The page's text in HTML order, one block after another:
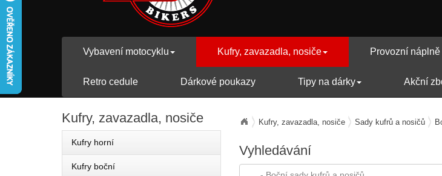
Vybavení motocyklu Kufry, zavazadla, nosiče Provozní
Retro cedule Dárkové poukazy Tipy na dárky Akční
Kufry, zavazadla, nosiče Sady kufrů a nosičů
Vyhledávání
Kufry, zavazadla, nosiče
Kufry horní
Kufry boční